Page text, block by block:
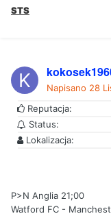
STS
Napisano 28
Reputacja:
Status:
Lokalizacja:
P>N Anglia 21;00
Watford FC -